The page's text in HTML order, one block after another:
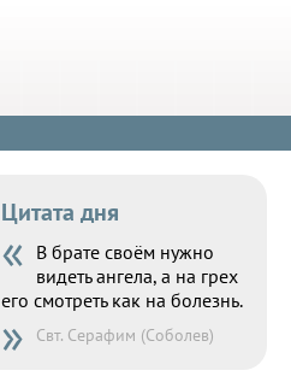
Цитата дня
« В брате своём нужно
видеть ангела, а на грех
его смотреть как на болезнь.
» Свт. Серафим (Соболев)